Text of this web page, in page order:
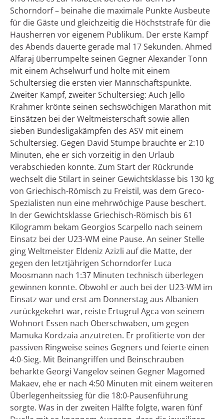
Schorndorf – beinahe die maximale Punkte Ausbeute
für die Gäste und gleichzeitig die Höchststrafe für die
Hausherren vor eigenem Publikum. Der erste Kampf
des Abends dauerte gerade mal 17 Sekunden. Ahmed
Alfaraj überrumpelte seinen Gegner Alexander Tonn
mit einem Achselwurf und holte mit einem
Schultersieg die ersten vier Mannschaftspunkte.
Zweiter Kampf, zweiter Schultersieg: Auch Jello
Krahmer krönte seinen sechswöchigen Marathon mit
Einsätzen bei der Weltmeisterschaft sowie allen
sieben Bundesligakämpfen des ASV mit einem
Schultersieg. Gegen David Stumpe brauchte er 2:10
Minuten, ehe er sich vorzeitig in den Urlaub
verabschieden konnte. Zum Start der Rückrunde
wechselt die Stilart in seiner Gewichtsklasse bis 130 kg
von Griechisch-Römisch zu Freistil, was dem Greco-
Spezialisten nun eine mehrwöchige Pause beschert.
In der Gewichtsklasse Griechisch-Römisch bis 61
Kilogramm bekam Georgios Scarpello nach seinem
Einsatz bei der U23-WM eine Pause. An seiner Stelle
ging Weltmeister Eldeniz Azizli auf die Matte, der
gegen den letztjährigen Schorndorfer Luca
Moosmann nach 1:37 Minuten technisch überlegen
gewinnen konnte. Obwohl er auch bei der U23-WM im
Einsatz war und erst am Donnerstag aus Albanien
zurückgekehrt war, reiste Ertugrul Agca von seinem
Wohnort Essen nach Oberschwaben, um gegen
Mamuka Kordzaia anzutreten. Er profitierte von der
passiven Ringweise seines Gegners und feierte einen
4:0-Sieg. Mit Beinangriffen und Beinschrauben
beharkte Georgi Vangelov seinen Gegner Magomed
Makaev, ehe er nach 4:50 Minuten mit einem weiteren
Überlegenheitssieg für die 18:0-Pausenführung
sorgte. Was in der zweiten Hälfte folgte, waren fünf